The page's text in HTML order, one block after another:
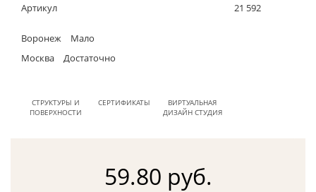
Артикул
21 592
Воронеж
Мало
Москва
Достаточно
СТРУКТУРЫ И
ПОВЕРХНОСТИ
СЕРТИФИКАТЫ
ВИРТУАЛЬНАЯ
ДИЗАЙН СТУДИЯ
59.80 руб.